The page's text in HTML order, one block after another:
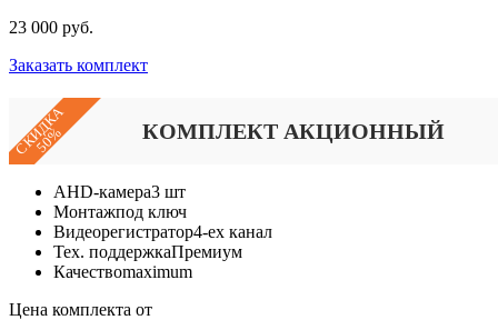
23 000 руб.
Заказать комплект
СКИДКА
50% КОМПЛЕКТ АКЦИОННЫЙ
AHD-камера3 шт
Монтажпод ключ
Видеорегистратор4-ех канал
Тех. поддержкаПремиум
Качествоmaximum
Цена комплекта от